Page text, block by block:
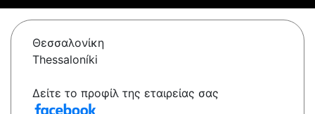
Θεσσαλονίκη
Thessaloníki
Δείτε το προφίλ της εταιρείας σας